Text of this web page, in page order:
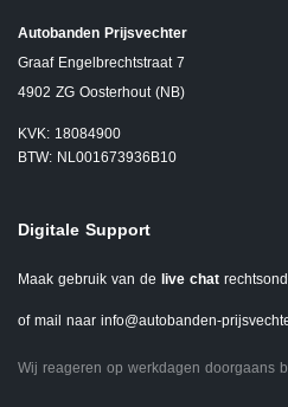
Autobanden Prijsvechter
Graaf Engelbrechtstraat 7
4902 ZG Oosterhout (NB)
KVK: 18084900
BTW: NL001673936B10
Digitale Support
Maak gebruik van de live chat
of mail naar info@autobanden-
Wij reageren op werkdagen doorgaans